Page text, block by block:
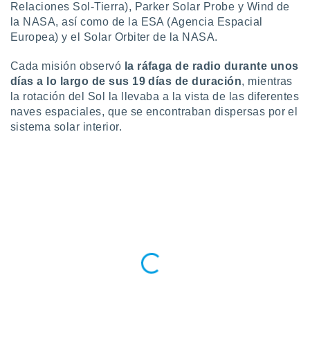
e
mediante
publicidad
de
Relaciones Sol-Tierra), Parker Solar Probe y Wind de
la NASA, así como de la ESA (Agencia Espacial
Europea) y el Solar Orbiter de la NASA.
Cada misión observó la ráfaga de radio durante unos
días a lo largo de sus 19 días de duración, mientras
la rotación del Sol la llevaba a la vista de las diferentes
naves espaciales, que se encontraban dispersas por el
sistema solar interior.